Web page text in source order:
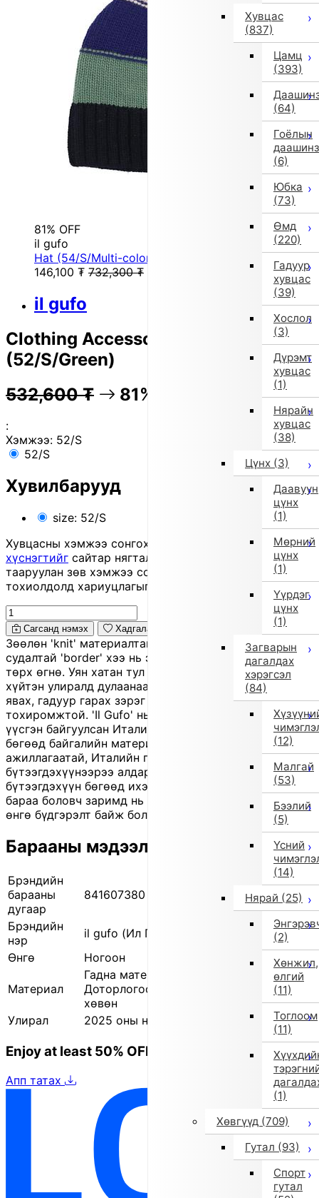
Хувцас
(837)
Цамц
(393)
(64)
Гоёлын
даашинз
(6)
Юбка
(73)
Өмд
(220)
Гадуур
хувцас
(39)
Хослол
(3)
Дүрэмт
хувцас
(1)
Нярайн
хувцас
(38)
Цүнх (3)
Даавуун
цүнх
(1)
Мөрний
цүнх
(1)
Үүрдэг
цүнх
(1)
Загварын
дагалдах
хэрэгсэл
(84)
(12)
Малгай
(53)
Бээлий
(5)
Үсний
(14)
Нярай (25)
(2)
Хөнжил,
өлгий
(11)
Тоглоом
(11)
(1)
Хөвгүүд (709)
Гутал (93)
Спорт
гутал
81% OFF
il gufo
Hat (54/S/Multi-color)
146,100 ₮ 732,300 ₮
il gufo
Clothing Accessories_Hat
(52/S/Green)
532,600 ₮ 81% OFF 106,100 ₮
:
Хэмжээ: 52/S
52/S
Хувилбарууд
size: 52/S
Хувцасны хэмжээ сонгохдоо
хэмжээ сонгох
хүснэгтийг сайтар нягталж, биеийн хэмжээтэйгээ
тааруулан зөв хэмжээ сонгоно уу, хувцас таарахгүй
тохиолдолд хариуцлагыг захиалагч өөрөө хүлээнэ.
Сагсанд нэмэх Хадгалах
Зөөлөн 'knit' материалтай хүүхдийн 'knit cap'. Өргөн
судалтай 'border' хээ нь энгийн мөртлөө загварлаг
төрх өгнө. Уян хатан тул толгойд зөөлөн таарч,
хүйтэн улиралд дулаанаа сайн хадгална. Цэцэрлэгт
явах, гадуур гарах зэрэг өдөр тутмын хэрэглээнд
тохиромжтой. 'Il Gufo' нь 1980 онд Giovanna Miletti
үүсгэн байгуулсан Италийн хүүхдийн хувцасны брэнд
бөгөөд байгалийн материалаар хийсэн, гар
ажиллагаатай, Италийн гоёмсог хэв маягийн
бүтээгдэхүүнээрээ алдартай. Энэ нь 'outlet'
бүтээгдэхүүн бөгөөд ихэвчлэн өмнөх улирлын шинэ
бараа боловч заримд нь бага зэргийн зураас, үрчлээ,
өнгө бүдгэрэлт байж болно.
Барааны мэдээлэл
Брэндийн
барааны
дугаар
841607380 0001
Брэндийн
нэр
il gufo (Ил Гуфо)
Өнгө
Ногоон
Материал
Гадна материал: 85% олс / 15% нейлон
Доторлогоо: 65% полиэстер / 35%
хөвөн
Улирал
2025 оны намар/өвөл
Enjoy at least 50% OFF Tokyo fashion
Апп татах